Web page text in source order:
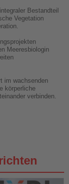
Bestandteil
Vegetation
Meeresbiologin
im wachsenden
körperliche
verbinden.